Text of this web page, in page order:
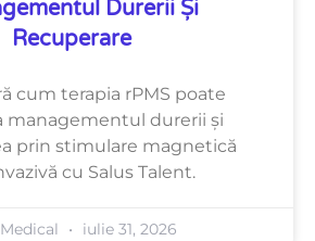
Durerii Și
Recuperare
cum terapia rPMS poate
managementul durerii și
prin stimulare magnetică
cu Salus Talent.
iulie 31, 2026